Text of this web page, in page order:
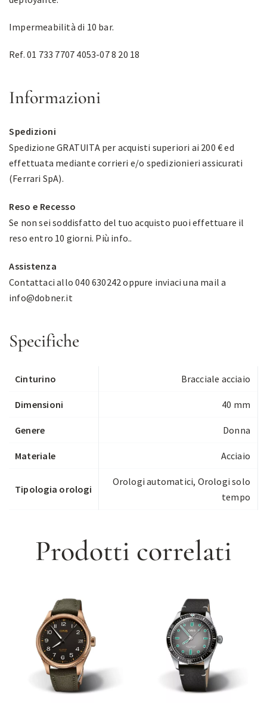
Impermeabilità di 10 bar.
Ref. 01 733 7707 4053-07 8 20 18
Informazioni
Spedizioni
Spedizione GRATUITA per acquisti superiori ai 200 € ed
effettuata mediante corrieri e/o spedizionieri assicurati
(Ferrari SpA).
Reso e Recesso
Se non sei soddisfatto del tuo acquisto puoi effettuare il
reso entro 10 giorni. Più info..
Assistenza
Contattaci allo 040 630242 oppure inviaci una mail a
info@dobner.it
Specifiche
Cinturino Bracciale acciaio
Dimensioni 40 mm
Genere Donna
Materiale Acciaio
Tipologia orologi
Orologi automatici, Orologi solo
tempo
Prodotti correlati